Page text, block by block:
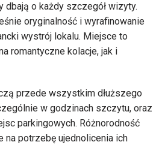
dbają o każdy szczegół wizyty.
oryginalność i wyrafinowanie
wystrój lokalu. Miejsce to
romantyczne kolacje, jak i
przede wszystkim dłuższego
w godzinach szczytu, oraz
parkingowych. Różnorodność
na potrzebę ujednolicenia ich